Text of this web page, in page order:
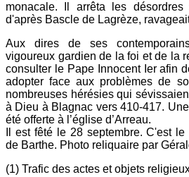
monacale. Il arrêta les
d'après Bascle de Lagrèze,
Aux dires de ses
vigoureux gardien de la foi et de la
consulter le Pape Innocent Ier afin
adopter face aux problèmes de
nombreuses hérésies qui
à Dieu à Blagnac vers 410-417.
été offerte à l’église d’Arreau.
Il est fêté le 28 septembre. C'est
de Barthe. Photo reliquaire par
(1) Trafic des actes et objets